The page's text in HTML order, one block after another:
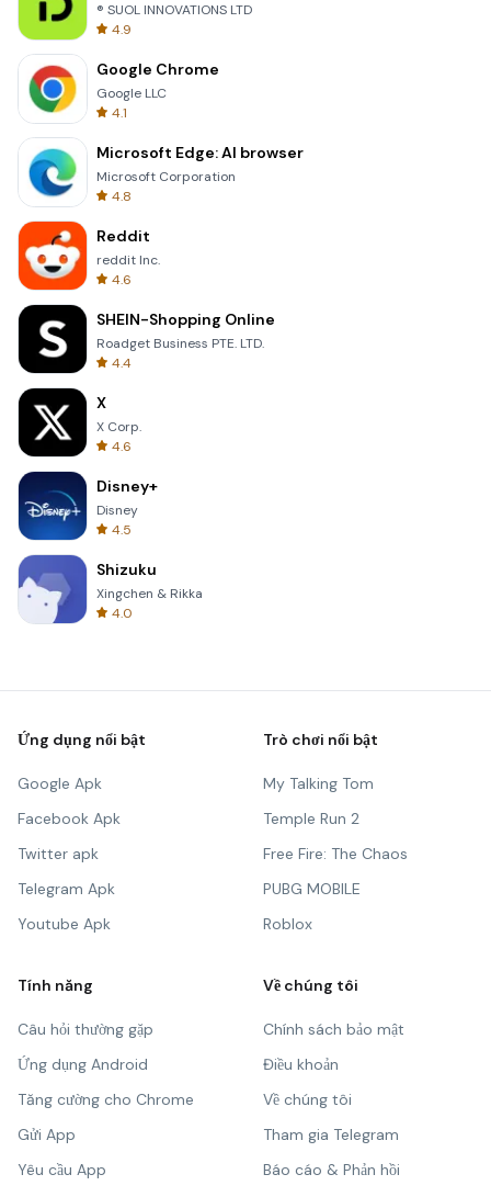
® SUOL INNOVATIONS LTD
4.9
Google Chrome
Google LLC
4.1
Microsoft Edge: AI browser
Microsoft Corporation
4.8
Reddit
reddit Inc.
4.6
SHEIN-Shopping Online
Roadget Business PTE. LTD.
4.4
X
X Corp.
4.6
Disney+
Disney
4.5
Shizuku
Xingchen & Rikka
4.0
Ứng dụng nổi bật
Google Apk
Facebook Apk
Twitter apk
Telegram Apk
Youtube Apk
Trò chơi nổi bật
My Talking Tom
Temple Run 2
Free Fire: The Chaos
PUBG MOBILE
Roblox
Tính năng
Câu hỏi thường gặp
Ứng dụng Android
Tăng cường cho Chrome
Gửi App
Yêu cầu App
Về chúng tôi
Chính sách bảo mật
Điều khoản
Về chúng tôi
Tham gia Telegram
Báo cáo & Phản hồi